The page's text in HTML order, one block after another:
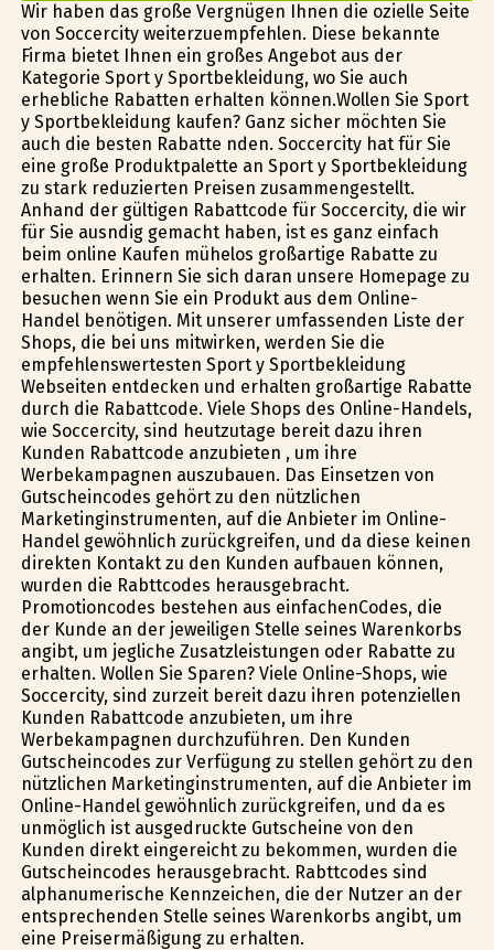
Wir haben das große Vergnügen Ihnen die ofizielle Seite
von Soccercity weiterzuempfehlen. Diese bekannte
Firma bietet Ihnen ein großes Angebot aus der
Kategorie Sport y Sportbekleidung, wo Sie auch
erhebliche Rabatten erhalten können.Wollen Sie Sport
y Sportbekleidung kaufen? Ganz sicher möchten Sie
auch die besten Rabatte finden. Soccercity hat für Sie
eine große Produktpalette an Sport y Sportbekleidung
zu stark reduzierten Preisen zusammengestellt.
Anhand der gültigen Rabattcode für Soccercity, die wir
für Sie ausfindig gemacht haben, ist es ganz einfach
beim online Kaufen mühelos großartige Rabatte zu
erhalten. Erinnern Sie sich daran unsere Homepage zu
besuchen wenn Sie ein Produkt aus dem Online-
Handel benötigen. Mit unserer umfassenden Liste der
Shops, die bei uns mitwirken, werden Sie die
empfehlenswertesten Sport y Sportbekleidung
Webseiten entdecken und erhalten großartige Rabatte
durch die Rabattcode. Viele Shops des Online-Handels,
wie Soccercity, sind heutzutage bereit dazu ihren
Kunden Rabattcode anzubieten , um ihre
Werbekampagnen auszubauen. Das Einsetzen von
Gutscheincodes gehört zu den nützlichen
Marketinginstrumenten, auf die Anbieter im Online-
Handel gewöhnlich zurückgreifen, und da diese keinen
direkten Kontakt zu den Kunden aufbauen können,
wurden die Rabttcodes herausgebracht.
Promotioncodes bestehen aus einfachenCodes, die
der Kunde an der jeweiligen Stelle seines Warenkorbs
angibt, um jegliche Zusatzleistungen oder Rabatte zu
erhalten. Wollen Sie Sparen? Viele Online-Shops, wie
Soccercity, sind zurzeit bereit dazu ihren potenziellen
Kunden Rabattcode anzubieten, um ihre
Werbekampagnen durchzuführen. Den Kunden
Gutscheincodes zur Verfügung zu stellen gehört zu den
nützlichen Marketinginstrumenten, auf die Anbieter im
Online-Handel gewöhnlich zurückgreifen, und da es
unmöglich ist ausgedruckte Gutscheine von den
Kunden direkt eingereicht zu bekommen, wurden die
Gutscheincodes herausgebracht. Rabttcodes sind
alphanumerische Kennzeichen, die der Nutzer an der
entsprechenden Stelle seines Warenkorbs angibt, um
eine Preisermäßigung zu erhalten.